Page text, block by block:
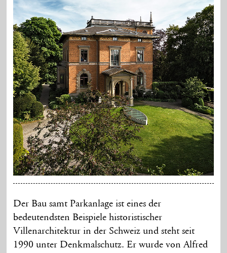
Der Bau samt Parkanlage ist eines der
bedeutendsten Beispiele historistischer
Villenarchitektur in der Schweiz und steht seit
1990 unter Denkmalschutz. Er wurde von Alfred